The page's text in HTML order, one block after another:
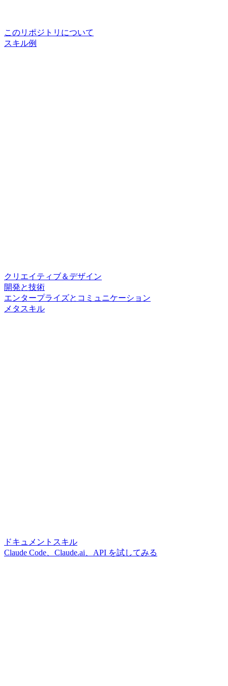
このリポジトリについて
スキル例
クリエイティブ＆デザイン
開発と技術
エンタープライズとコミュニケーション
メタスキル
ドキュメントスキル
Claude Code、Claude.ai、API を試してみる